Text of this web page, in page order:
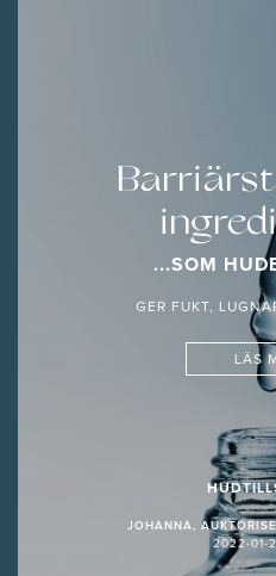
...SOM
GER FUKT,
LÄS
JOHANNA,
2022-01-